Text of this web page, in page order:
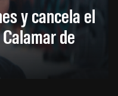
y cancela el
de